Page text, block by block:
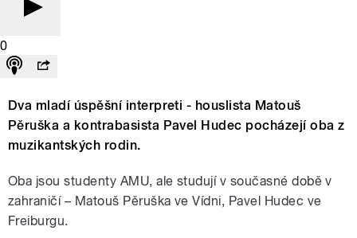
0
Dva mladí úspěšní interpreti - houslista Matouš
Pěruška a kontrabasista Pavel Hudec pocházejí oba z
muzikantských rodin.
Oba jsou studenty AMU, ale studují v současné době v
zahraničí – Matouš Pěruška ve Vídni, Pavel Hudec ve
Freiburgu.